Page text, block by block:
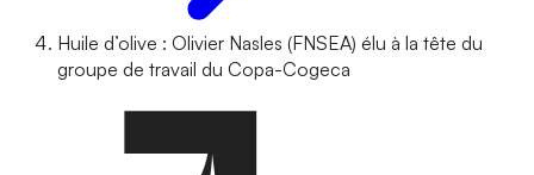
Huile d’olive : Olivier Nasles (FNSEA) élu à la tête du
groupe de travail du Copa-Cogeca